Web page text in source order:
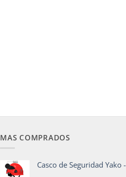
MAS COMPRADOS
Casco de Seguridad Yako -